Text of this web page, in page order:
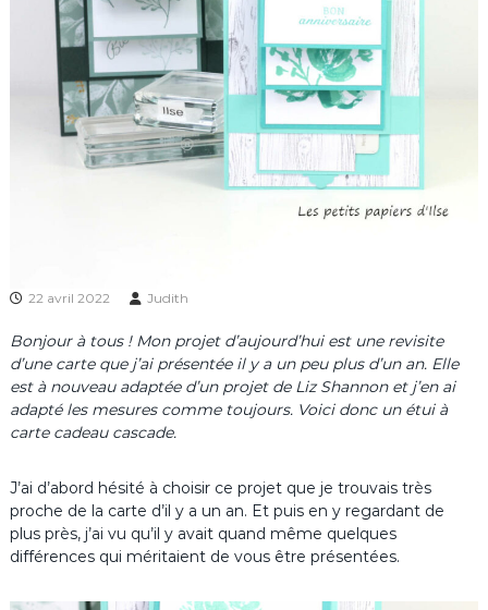
22 avril 2022 Judith
Bonjour à tous ! Mon projet d’aujourd’hui est une revisite
d’une carte que j’ai présentée il y a un peu plus d’un an. Elle
est à nouveau adaptée d’un projet de Liz Shannon et j’en ai
adapté les mesures comme toujours. Voici donc un étui à
carte cadeau cascade.
J’ai d’abord hésité à choisir ce projet que je trouvais très
proche de la carte d’il y a un an. Et puis en y regardant de
plus près, j’ai vu qu’il y avait quand même quelques
différences qui méritaient de vous être présentées.